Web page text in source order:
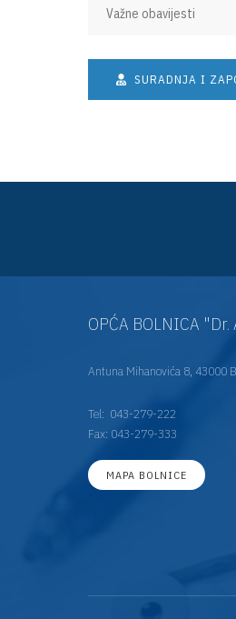
Važne obavijesti
SURADNJA I
OPĆA BOLNICA
Antuna Mihanovića 8, 43000
Tel: 043-279-222
Fax: 043-279-333
MAPA BOLNICE